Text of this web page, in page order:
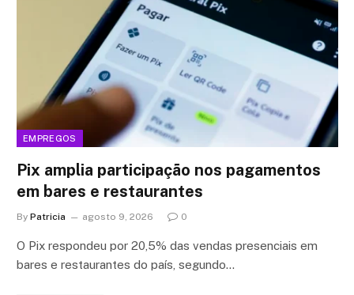
EMPREGOS
Pix amplia participação nos pagamentos
em bares e restaurantes
By Patricia agosto 9, 2026 0
O Pix respondeu por 20,5% das vendas presenciais em
bares e restaurantes do país, segundo…